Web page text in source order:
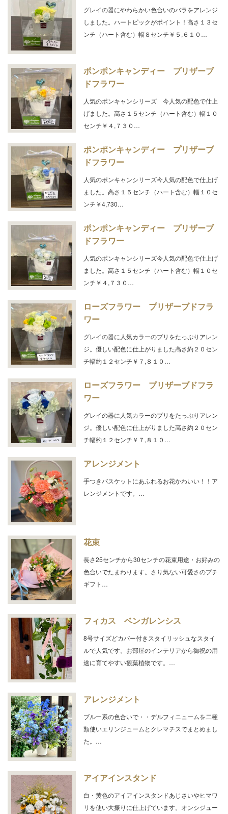
グレイの器にやわらかい色合いのバラをアレンジ
しました。ハートピックがポイント！高さ１３セ
ンチ（ハート含む）幅８センチ￥５,６１０…
ポンポンキャンディー プリザーブ
ドフラワー
人気のポンキャンシリーズ 今人気の配色で仕上
げました。高さ１５センチ（ハート含む）幅１０
センチ￥４,７３０…
ポンポンキャンディー プリザーブ
ドフラワー
人気のポンキャンシリーズ今人気の配色で仕上げ
ました。高さ１５センチ（ハート含む）幅１０セ
ンチ￥4,730…
ポンポンキャンディー プリザーブ
ドフラワー
人気のポンキャンシリーズ今人気の配色で仕上げ
ました。高さ１５センチ（ハート含む）幅１０セ
ンチ￥４,７３０…
ローズフラワー プリザーブドフラ
ワー
グレイの器に人気カラーのプリをたっぷりアレン
ジ。優しい配色に仕上がりました高さ約２０セン
チ幅約１２センチ￥７,８１０…
ローズフラワー プリザーブドフラ
ワー
グレイの器に人気カラーのプリをたっぷりアレン
ジ。優しい配色に仕上がりました高さ約２０セン
チ幅約１２センチ￥７,８１０…
アレンジメント
手つきバスケットにあふれるお花かわいい！！ア
レンジメントです。…
花束
長さ25センチから30センチの花束用途・お好みの
色合いでたまわります。さり気ない可愛さのプチ
ギフト…
フィカス ベンガレンシス
8号サイズどカバー付きスタイリッシュなスタイ
ルで人気です。お部屋のインテリアから御祝の用
途に育てやすい観葉植物です。…
アレンジメント
ブルー系の色合いで・・デルフィニュームを二種
類使いエリンジュームとクレマチスでまとめまし
た。…
アイアインスタンド
白・黄色のアイアインスタンドあじさいやヒマワ
リを使い大振りに仕上げています。オンシジュー